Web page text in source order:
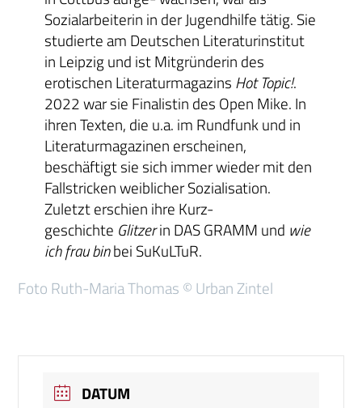
Sozialarbeiterin in der Jugendhilfe tätig. Sie
studierte am Deutschen Literaturinstitut
in Leipzig und ist Mitgründerin des
erotischen Literaturmagazins Hot Topic!.
2022 war sie Finalistin des Open Mike. In
ihren Texten, die u.a. im Rundfunk und in
Literaturmagazinen erscheinen,
beschäftigt sie sich immer wieder mit den
Fallstricken weiblicher Sozialisation.
Zuletzt erschien ihre Kurz-
geschichte Glitzerin DAS GRAMM und wie
ich frau binbei SuKuLTuR.
Foto Ruth-Maria Thomas © Urban Zintel
DATUM